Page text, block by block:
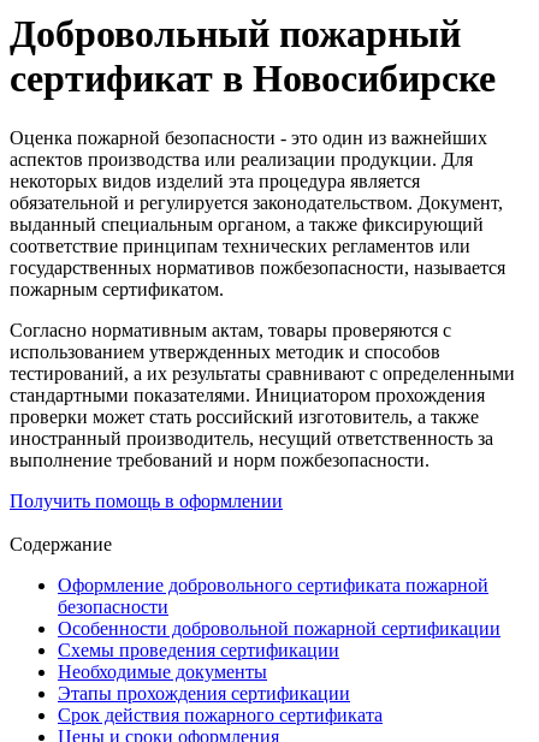
Добровольный пожарный
сертификат в Новосибирске
Оценка пожарной безопасности - это один из важнейших
аспектов производства или реализации продукции. Для
некоторых видов изделий эта процедура является
обязательной и регулируется законодательством. Документ,
выданный специальным органом, а также фиксирующий
соответствие принципам технических регламентов или
государственных нормативов пожбезопасности, называется
пожарным сертификатом.
Согласно нормативным актам, товары проверяются с
использованием утвержденных методик и способов
тестирований, а их результаты сравнивают с определенными
стандартными показателями. Инициатором прохождения
проверки может стать российский изготовитель, а также
иностранный производитель, несущий ответственность за
выполнение требований и норм пожбезопасности.
Получить помощь в оформлении
Содержание
Оформление добровольного сертификата пожарной
безопасности
Особенности добровольной пожарной сертификации
Схемы проведения сертификации
Необходимые документы
Этапы прохождения сертификации
Срок действия пожарного сертификата
Цены и сроки оформления